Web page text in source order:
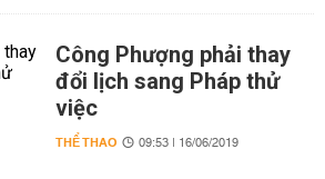
Công Phượng phải thay
đổi lịch sang Pháp thử
việc
THỂ THAO 09:53 | 16/06/2019